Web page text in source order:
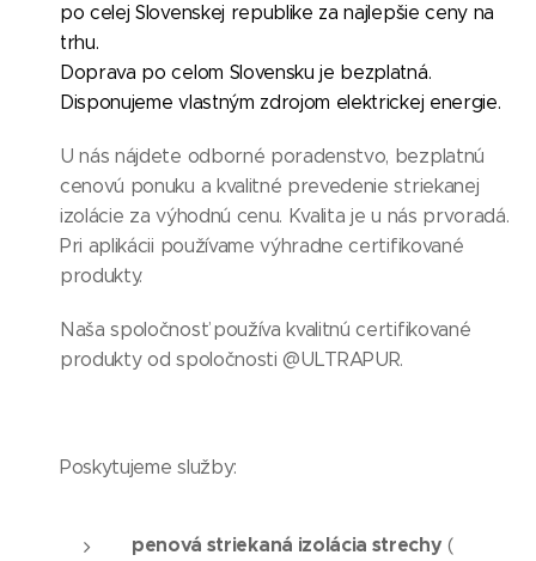
po celej Slovenskej republike za najlepšie ceny na
trhu.
Doprava po celom Slovensku je bezplatná.
Disponujeme vlastným zdrojom elektrickej energie.
U nás nájdete odborné poradenstvo, bezplatnú
cenovú ponuku a kvalitné prevedenie striekanej
izolácie za výhodnú cenu. Kvalita je u nás prvoradá.
Pri aplikácii používame výhradne certifikované
produkty.
Naša spoločnosť používa kvalitnú certifikované
produkty od spoločnosti @ULTRAPUR.
Poskytujeme služby:
penová striekaná izolácia strechy (